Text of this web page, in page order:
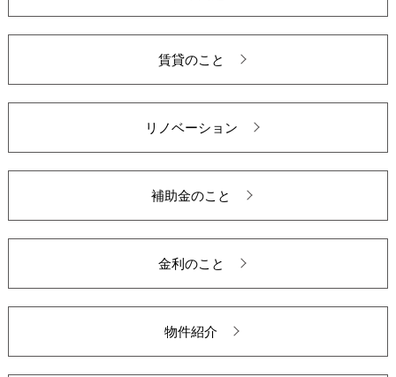
賃貸のこと
リノベーション
補助金のこと
金利のこと
物件紹介